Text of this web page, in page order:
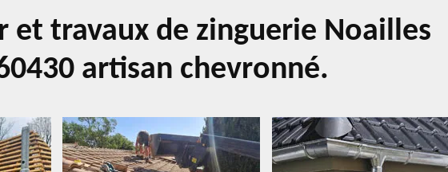
et travaux de zinguerie Noailles
artisan chevronné.